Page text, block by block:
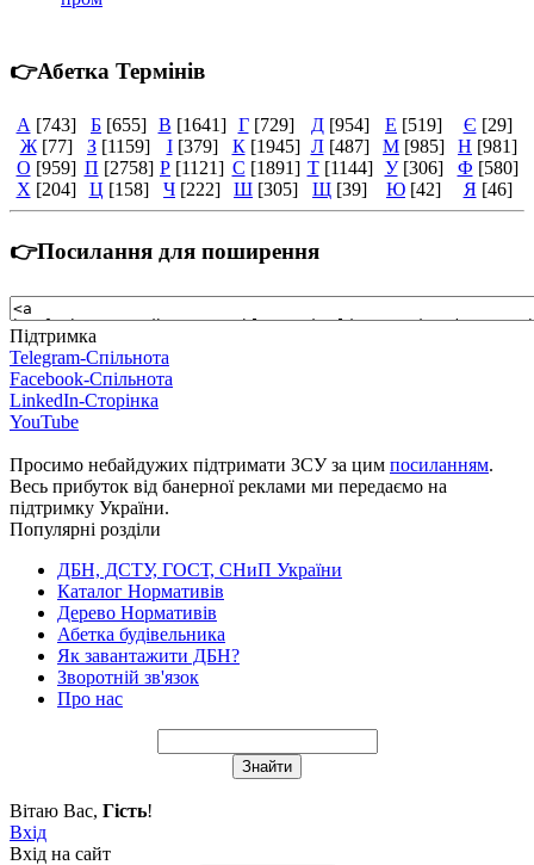
👉Абетка Термінів
А [743] Б [655] В [1641] Г [729] Д [954] Е [519] Є [29]
Ж [77] З [1159] І [379] К [1945] Л [487] М [985] Н [981]
О [959] П [2758] Р [1121] С [1891] Т [1144] У [306] Ф [580]
Х [204] Ц [158] Ч [222] Ш [305] Щ [39] Ю [42] Я [46]
👉Посилання для поширення
Підтримка
Telegram-Спільнота
Facebook-Спільнота
LinkedIn-Сторінка
YouTube
Просимо небайдужих підтримати ЗСУ за цим посиланням.
Весь прибуток від банерної реклами ми передаємо на
підтримку України.
Популярні розділи
ДБН, ДСТУ, ГОСТ, СНиП України
Каталог Нормативів
Дерево Нормативів
Абетка будівельника
Як завантажити ДБН?
Зворотній зв'язок
Про нас
Вітаю Вас, Гість!
Вхід
Вхід на сайт